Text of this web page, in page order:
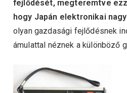
fejlődését, megteremtve
hogy Japán elektronikai
olyan gazdasági fejlődésnek
ámulattal néznek a különböző